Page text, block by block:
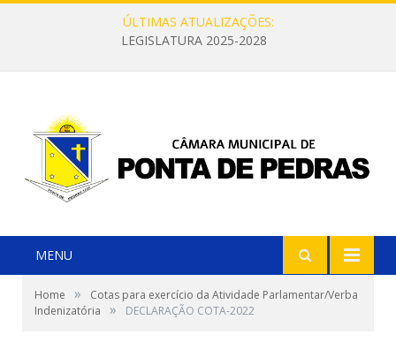
ÚLTIMAS ATUALIZAÇÕES:
LEGISLATURA 2025-2028
MENU
Home »
Cotas para exercício da Atividade Parlamentar/Verba
Indenizatória
» DECLARAÇÃO COTA-2022